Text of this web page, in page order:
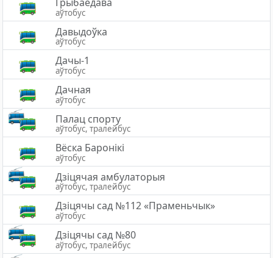
аўтобус
Давыдоўка
аўтобус
Дачы-1
аўтобус
Дачная
аўтобус
Палац спорту
аўтобус, тралейбус
Вёска Баронiкi
аўтобус
Дзіцячая амбулаторыя
аўтобус, тралейбус
Дзіцячы сад №112 «Праменьчык»
аўтобус
Дзiцячы сад №80
аўтобус, тралейбус